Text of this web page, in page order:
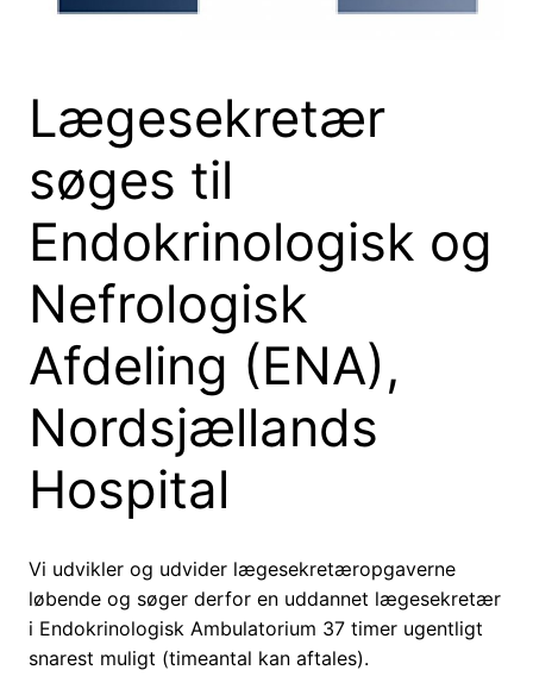
Lægesekretær
søges til
Endokrinologisk og
Nefrologisk
Afdeling (ENA),
Nordsjællands
Hospital
Vi udvikler og udvider lægesekretæropgaverne
løbende og søger derfor en uddannet lægesekretær
i Endokrinologisk Ambulatorium 37 timer ugentligt
snarest muligt (timeantal kan aftales).